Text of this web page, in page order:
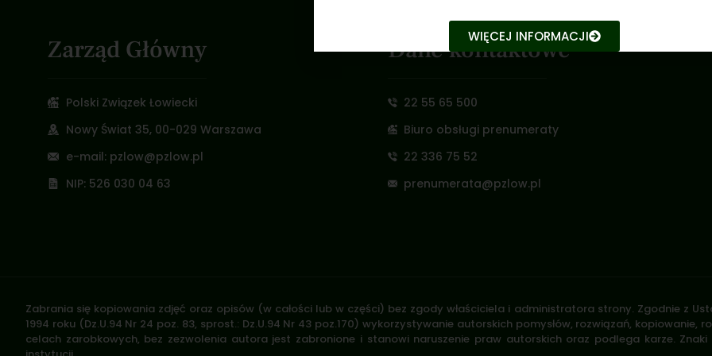
Zarząd Główny
Polski Związek Łowiecki
Nowy Świat 35, 00-029 Warszawa
e-mail: pzlow@pzlow.pl
NIP: 526 030 04 63
Dane kontaktowe
22 55 65 500
Biuro obsługi prenumeraty
22 336 75 52
prenumerata@pzlow.pl
Zabrania się kopiowania zdjęć oraz opisów (w całości lub w części) bez zgody właściciela i administratora strony. Zgodnie z
1994 roku (Dz.U.94 Nr 24 poz. 83, sprost.: Dz.U.94 Nr 43 poz.170) wykorzystywanie autorskich pomysłów, rozwiązań,
celach zarobkowych, bez zezwolenia autora jest zabronione i stanowi naruszenie praw autorskich oraz podlega karze.
WIĘCEJ INFORMACJI